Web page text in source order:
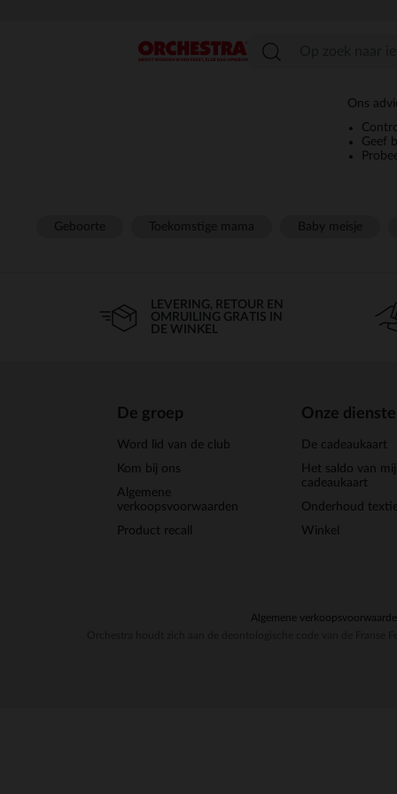
menu
Ons
Geef
LEVERING, RETOUR EN
OMRUILING GRATIS IN
DE WINKEL
De groep
Word lid van de club
Kom bij ons
Algemene
verkoopsvoorwaarden
Product recall
Onze
De cadeaukaart
Het saldo van
cadeaukaart
Onderhoud
Winkel
Algemene